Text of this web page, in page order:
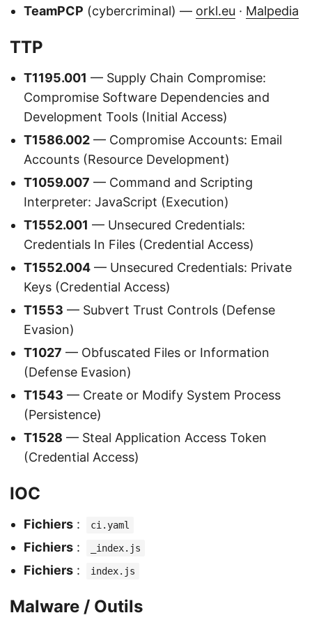
TeamPCP (cybercriminal) — orkl.eu · Malpedia
TTP
T1195.001 — Supply Chain Compromise:
Compromise Software Dependencies and
Development Tools (Initial Access)
T1586.002 — Compromise Accounts: Email
Accounts (Resource Development)
T1059.007 — Command and Scripting
Interpreter: JavaScript (Execution)
T1552.001 — Unsecured Credentials:
Credentials In Files (Credential Access)
T1552.004 — Unsecured Credentials: Private
Keys (Credential Access)
T1553 — Subvert Trust Controls (Defense
Evasion)
T1027 — Obfuscated Files or Information
(Defense Evasion)
T1543 — Create or Modify System Process
(Persistence)
T1528 — Steal Application Access Token
(Credential Access)
IOC
Fichiers : ci.yaml
Fichiers : _index.js
Fichiers : index.js
Malware / Outils